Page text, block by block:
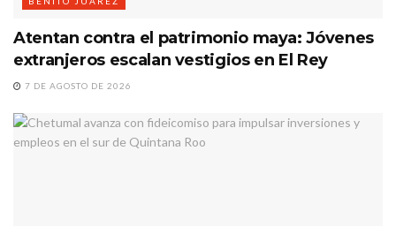
Atentan contra el patrimonio maya: Jóvenes
extranjeros escalan vestigios en El Rey
7 DE AGOSTO DE 2026